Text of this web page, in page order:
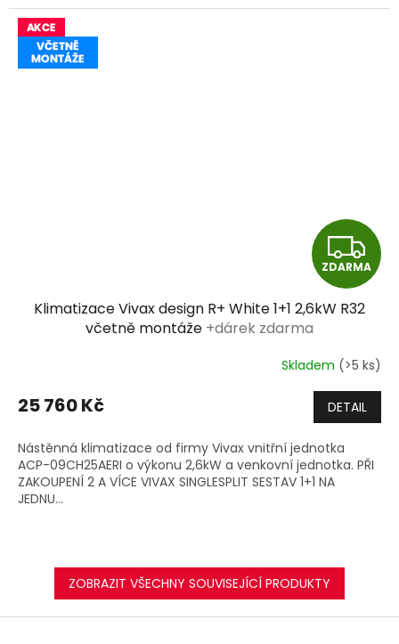
Z
D
A
R
M
A
ZDARMA
Klimatizace Vivax design R+ White 1+1 2,6kW R32
včetně montáže +dárek zdarma
Skladem (>5 ks)
25 760 Kč DETAIL
Nástěnná klimatizace od firmy Vivax vnitřní jednotka
ACP-09CH25AERI o výkonu 2,6kW a venkovní jednotka. PŘI
ZAKOUPENÍ 2 A VÍCE VIVAX SINGLESPLIT SESTAV 1+1 NA
JEDNU...
ZOBRAZIT VŠECHNY SOUVISEJÍCÍ PRODUKTY
Z